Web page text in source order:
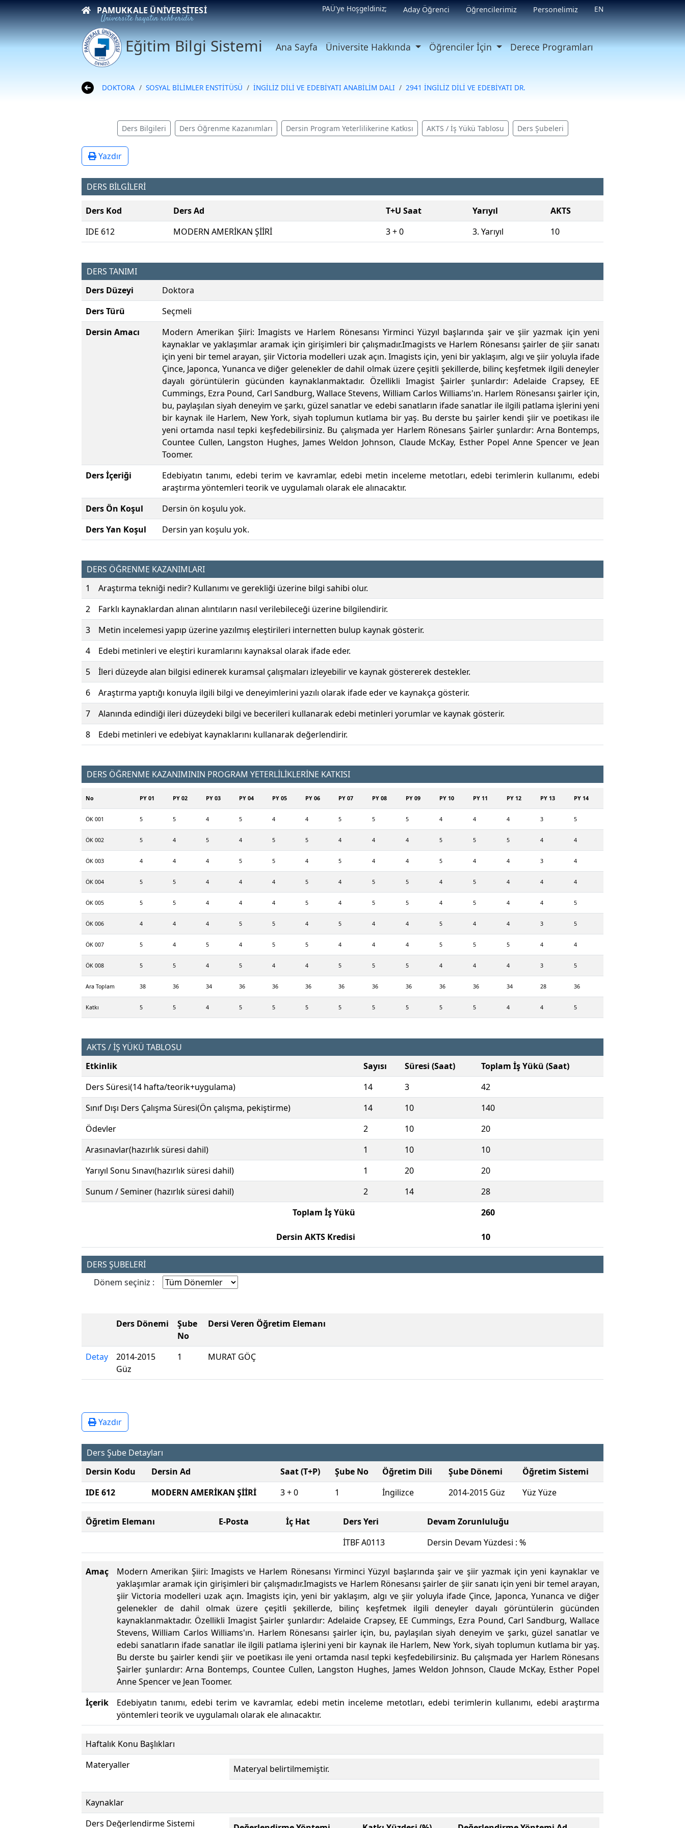
PAMUKKALE ÜNIVERSITESI
Üniversite hayatın rehberidir
PAÜ'ye Hoşgeldiniz; Aday Öğrenci Öğrencilerimiz Personelimiz EN
Eğitim Bilgi Sistemi Ana Sayfa Üniversite Hakkında Öğrenciler İçin Derece Programları
DOKTORA SOSYAL BİLİMLER ENSTİTÜSÜ İNGİLİZ DİLİ VE EDEBİYATI ANABİLİM DALI 2941 İNGİLİZ DİLİ VE EDEBİYATI DR.
Ders Bilgileri Ders Öğrenme Kazanımları Dersin Program Yeterlilikerine Katkısı AKTS / İş Yükü Tablosu Ders Şubeleri
Yazdır
DERS BİLGİLERİ
Ders Kod Ders Ad T+U Saat Yarıyıl
AKTS
IDE 612
MODERN AMERİKAN ŞİİRİ 3 + 0 3. Yarıyıl 10
DERS TANIMI
Ders Düzeyi
Doktora
Ders Türü
Seçmeli
Dersin Amacı
Modern Amerikan Şiiri: Imagists ve Harlem Rönesansı Yirminci Yüzyıl başlarında şair ve şiir yazmak için yeni
kaynaklar ve yaklaşımlar aramak için girişimleri bir çalışmadır.Imagists ve Harlem Rönesansı şairler de şiir sanatı
için yeni bir temel arayan, şiir Victoria modelleri uzak açın. Imagists için, yeni bir yaklaşım, algı ve şiir yoluyla ifade
Çince, Japonca, Yunanca ve diğer gelenekler de dahil olmak üzere çeşitli şekillerde, bilinç keşfetmek ilgili deneyler
dayalı görüntülerin gücünden kaynaklanmaktadır. Özellikli Imagist Şairler şunlardır: Adelaide Crapsey, EE
Cummings, Ezra Pound, Carl Sandburg, Wallace Stevens, William Carlos Williams'ın. Harlem Rönesansı şairler için,
bu, paylaşılan siyah deneyim ve şarkı, güzel sanatlar ve edebi sanatların ifade sanatlar ile ilgili patlama işlerini yeni
bir kaynak ile Harlem, New York, siyah toplumun kutlama bir yaş. Bu derste bu şairler kendi şiir ve poetikası ile
yeni ortamda nasıl tepki keşfedebilirsiniz. Bu çalışmada yer Harlem Rönesans Şairler şunlardır: Arna Bontemps,
Countee Cullen, Langston Hughes, James Weldon Johnson, Claude McKay, Esther Popel Anne Spencer ve Jean
Toomer.
Ders İçeriği
Edebiyatın tanımı, edebi terim ve kavramlar, edebi metin inceleme metotları, edebi terimlerin kullanımı, edebi
araştırma yöntemleri teorik ve uygulamalı olarak ele alınacaktır.
Ders Ön Koşul
Dersin ön koşulu yok.
Ders Yan Koşul
Dersin yan koşulu yok.
DERS ÖĞRENME KAZANIMLARI
1
Araştırma tekniği nedir? Kullanımı ve gerekliği üzerine bilgi sahibi olur.
2
Farklı kaynaklardan alınan alıntıların nasıl verilebileceği üzerine bilgilendirir.
3
Metin incelemesi yapıp üzerine yazılmış eleştirileri internetten bulup kaynak gösterir.
4
Edebi metinleri ve eleştiri kuramlarını kaynaksal olarak ifade eder.
5
İleri düzeyde alan bilgisi edinerek kuramsal çalışmaları izleyebilir ve kaynak göstererek destekler.
6
Araştırma yaptığı konuyla ilgili bilgi ve deneyimlerini yazılı olarak ifade eder ve kaynakça gösterir.
7
Alanında edindiği ileri düzeydeki bilgi ve becerileri kullanarak edebi metinleri yorumlar ve kaynak gösterir.
8
Edebi metinleri ve edebiyat kaynaklarını kullanarak değerlendirir.
DERS ÖĞRENME KAZANIMININ PROGRAM YETERLİLİKLERİNE KATKISI
No PY 01 PY 02 PY 03 PY 04 PY 05 PY 06 PY 07 PY 08 PY 09 PY 10 PY 11 PY 12 PY 13 PY 14
ÖK 001 5 5 4 5 4 4 5 5 5 4 4 4 3 5
ÖK 002 5 4 5 4 5 5 4 4 4 5 5 5 4 4
ÖK 003 4 4 4 5 5 4 5 4 4 5 4 4 3 4
ÖK 004 5 5 4 4 4 5 4 5 5 4 5 4 4 4
ÖK 005 5 5 4 4 4 5 4 5 5 4 5 4 4 5
ÖK 006 4 4 4 5 5 4 5 4 4 5 4 4 3 5
ÖK 007 5 4 5 4 5 5 4 4 4 5 5 5 4 4
ÖK 008 5 5 4 5 4 4 5 5 5 4 4 4 3 5
Ara Toplam 38 36 34 36 36 36 36 36 36 36 36 34 28 36
Katkı 5 5 4 5 5 5 5 5 5 5 5 4 4 5
AKTS / İŞ YÜKÜ TABLOSU
Etkinlik
Sayısı Süresi (Saat)
Toplam İş Yükü (Saat)
Ders Süresi(14 hafta/teorik+uygulama)
14 3
42
Sınıf Dışı Ders Çalışma Süresi(Ön çalışma, pekiştirme)
14 10
140
Ödevler
2 10
20
Arasınavlar(hazırlık süresi dahil)
1 10
10
Yarıyıl Sonu Sınavı(hazırlık süresi dahil)
1 20
20
Sunum / Seminer (hazırlık süresi dahil)
2 14
28
Toplam İş Yükü
Dersin AKTS Kredisi
260
10
DERS ŞUBELERİ
Dönem seçiniz :
Ders Dönemi
Şube
No
Dersi Veren Öğretim Elemanı
Detay
2014-2015
Güz
1 MURAT GÖÇ
Yazdır
Ders Şube Detayları
Dersin Kodu
Dersin Ad Saat (T+P) Şube No Öğretim Dili Şube Dönemi
Öğretim Sistemi
IDE 612
MODERN AMERİKAN ŞİİRİ 3 + 0 1 İngilizce 2014-2015 Güz Yüz Yüze
Öğretim Elemanı E-Posta İç Hat Ders Yeri
Devam Zorunluluğu
İTBF A0113
Dersin Devam Yüzdesi : %
Amaç
Modern Amerikan Şiiri: Imagists ve Harlem Rönesansı Yirminci Yüzyıl başlarında şair ve şiir yazmak için yeni kaynaklar ve
yaklaşımlar aramak için girişimleri bir çalışmadır.Imagists ve Harlem Rönesansı şairler de şiir sanatı için yeni bir temel arayan,
şiir Victoria modelleri uzak açın. Imagists için, yeni bir yaklaşım, algı ve şiir yoluyla ifade Çince, Japonca, Yunanca ve diğer
gelenekler de dahil olmak üzere çeşitli şekillerde, bilinç keşfetmek ilgili deneyler dayalı görüntülerin gücünden
kaynaklanmaktadır. Özellikli Imagist Şairler şunlardır: Adelaide Crapsey, EE Cummings, Ezra Pound, Carl Sandburg, Wallace
Stevens, William Carlos Williams'ın. Harlem Rönesansı şairler için, bu, paylaşılan siyah deneyim ve şarkı, güzel sanatlar ve
edebi sanatların ifade sanatlar ile ilgili patlama işlerini yeni bir kaynak ile Harlem, New York, siyah toplumun kutlama bir yaş.
Bu derste bu şairler kendi şiir ve poetikası ile yeni ortamda nasıl tepki keşfedebilirsiniz. Bu çalışmada yer Harlem Rönesans
Şairler şunlardır: Arna Bontemps, Countee Cullen, Langston Hughes, James Weldon Johnson, Claude McKay, Esther Popel
Anne Spencer ve Jean Toomer.
İçerik
Edebiyatın tanımı, edebi terim ve kavramlar, edebi metin inceleme metotları, edebi terimlerin kullanımı, edebi araştırma
yöntemleri teorik ve uygulamalı olarak ele alınacaktır.
Haftalık Konu Başlıkları
Materyaller
Materyal belirtilmemiştir.
Kaynaklar
Ders Değerlendirme Sistemi